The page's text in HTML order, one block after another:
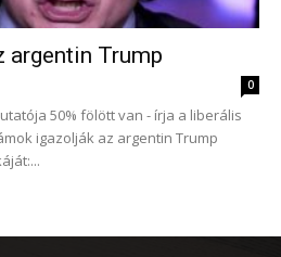
argentin Trump
0
50% fölött van - írja a liberális
igazolják az argentin Trump